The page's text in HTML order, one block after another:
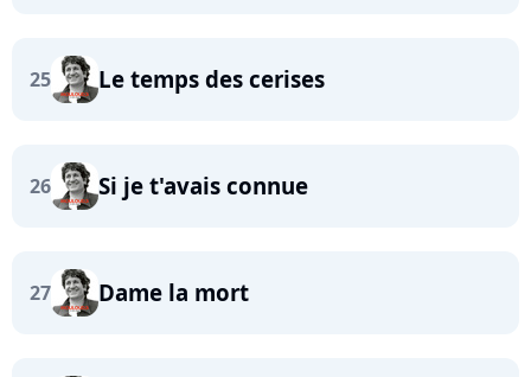
25 Le temps des cerises
26 Si je t'avais connue
27 Dame la mort